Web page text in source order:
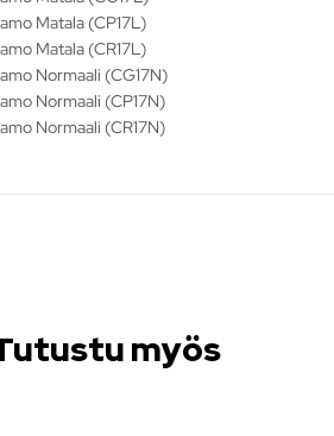
Matala (CP17L)
Matala (CR17L)
Normaali (CG17N)
Normaali (CP17N)
Normaali (CR17N)
myös